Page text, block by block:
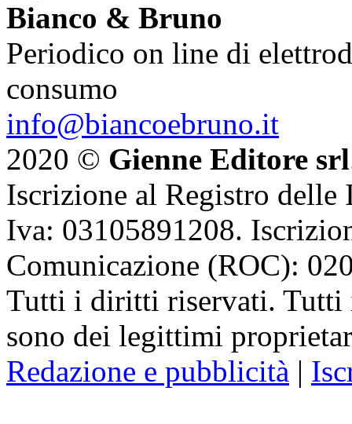
Bianco & Bruno
Periodico on line di
consumo
info@biancoebruno.it
2020 © Gienne Editore srl
Iscrizione al Registro delle
Iva: 03105891208.
Comunicazione (ROC):
Tutti i diritti riservati. Tutti
sono dei legittimi
Redazione e pubblicità |